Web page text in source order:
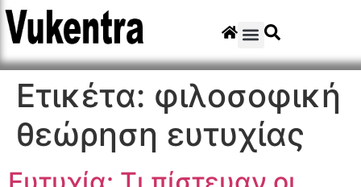
Ετικέτα: φιλοσοφική
θεώρηση ευτυχίας